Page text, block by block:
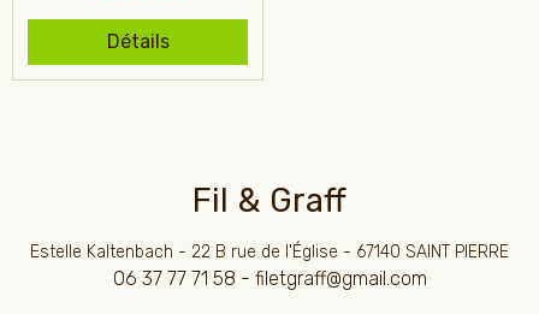
Détails
Fil & Graff
Estelle Kaltenbach - 22 B rue de l'Église - 67140 SAINT PIERRE
06 37 77 71 58 - filetgraff@gmail.com